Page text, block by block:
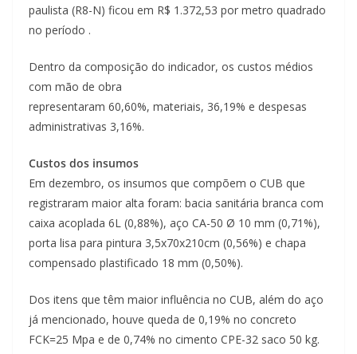
paulista (R8-N) ficou em R$ 1.372,53 por metro quadrado
no período .
Dentro da composição do indicador, os custos médios
com mão de obra
representaram 60,60%, materiais, 36,19% e despesas
administrativas 3,16%.
Custos dos insumos
Em dezembro, os insumos que compõem o CUB que
registraram maior alta foram: bacia sanitária branca com
caixa acoplada 6L (0,88%), aço CA-50 Ø 10 mm (0,71%),
porta lisa para pintura 3,5x70x210cm (0,56%) e chapa
compensado plastificado 18 mm (0,50%).
Dos itens que têm maior influência no CUB, além do aço
já mencionado, houve queda de 0,19% no concreto
FCK=25 Mpa e de 0,74% no cimento CPE-32 saco 50 kg.